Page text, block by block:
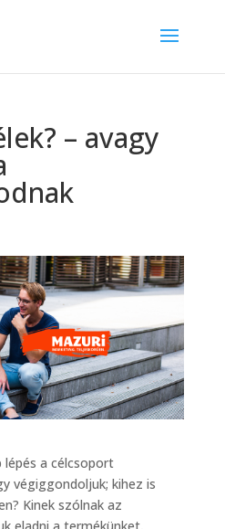
– avagy
a célcsoport
végiggondoljuk; kihez is
Kinek szólnak az